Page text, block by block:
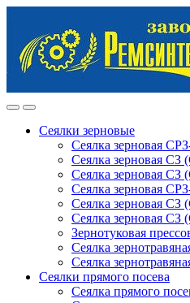
navigation
content
Сеялки зерновые
Сеялка зерновая
Сеялка зерновая СЗ
Сеялка зерновая СЗ
Сеялка зерновая
Сеялка зерновая СЗ
Сеялка зерновая СЗ
Зернотуковая
Сеялка
Сеялка
Сеялки прямого посева
Сеялка прямого